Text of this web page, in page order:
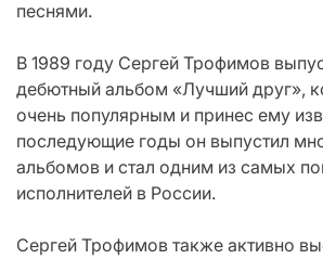
песнями.
В 1989 году Сергей Трофимов
дебютный альбом «Лучший друг»,
очень популярным и принес ему
последующие годы он выпустил
альбомов и стал одним из самых
исполнителей в России.
Сергей Трофимов также активно